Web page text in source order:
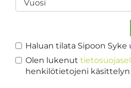
Haluan tilata Sipoon
Olen lukenut
henkilötietojeni käsittelyn